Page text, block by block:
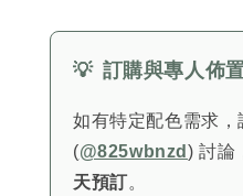
💡 訂購與專人佈
如有特定配色需求
(@825wbnzd) 討論
天預訂。